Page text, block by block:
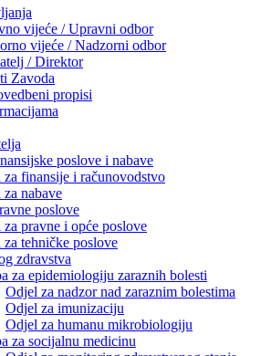
vijeće / Upravni odbor
vijeće / Nadzorni odbor
/ Direktor
Zavoda
propisi
poslove i nabave
za finansije i računovodstvo
nabave
poslove
pravne i opće poslove
za tehničke poslove
zdravstva
za epidemiologiju zaraznih bolesti
Odjel za nadzor nad zaraznim bolestima
Odjel za imunizaciju
Odjel za humanu mikrobiologiju
za socijalnu medicinu